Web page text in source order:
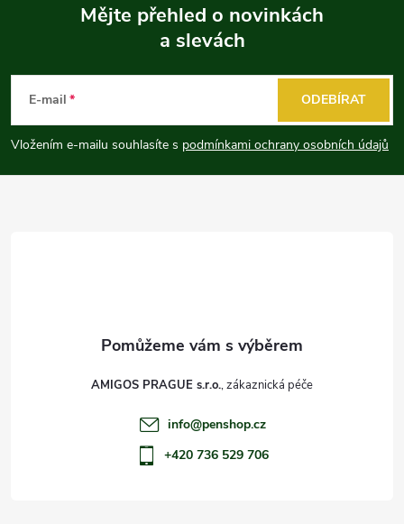
p
a
Mějte přehled o novinkách
a slevách
E-mail
Vložením e-mailu souhlasíte s podmínkami ochrany osobních údajů
ODEBÍRAT
AMIGOS PRAGUE s.r.o.
info@penshop.cz
+420 736 529 706